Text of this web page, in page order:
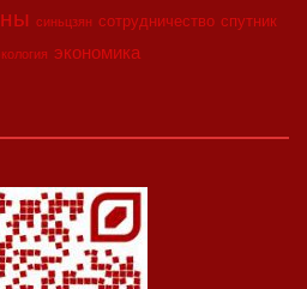
синьцзян сотрудничество спутник
экономика